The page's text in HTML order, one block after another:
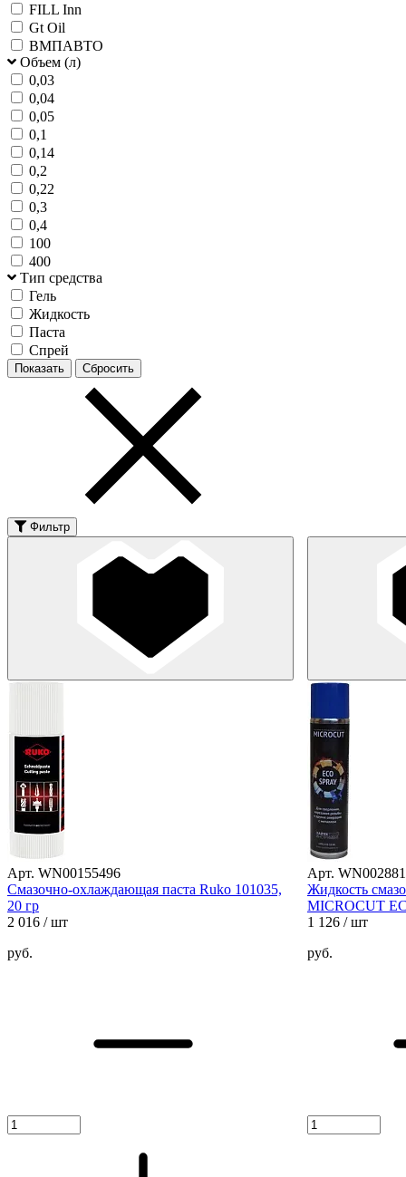
FILL Inn
Gt Oil
ВМПАВТО
Объем (л)
0,03
0,04
0,05
0,1
0,14
0,2
0,22
0,3
0,4
100
400
Тип средства
Гель
Жидкость
Паста
Спрей
Фильтр
Арт. WN00155496
Cмазочно-охлаждающая паста Ruko 101035,
20 гр
2 016 / шт
руб.
Арт.
Жидкость
MICROCUT
1 126 / шт
руб.